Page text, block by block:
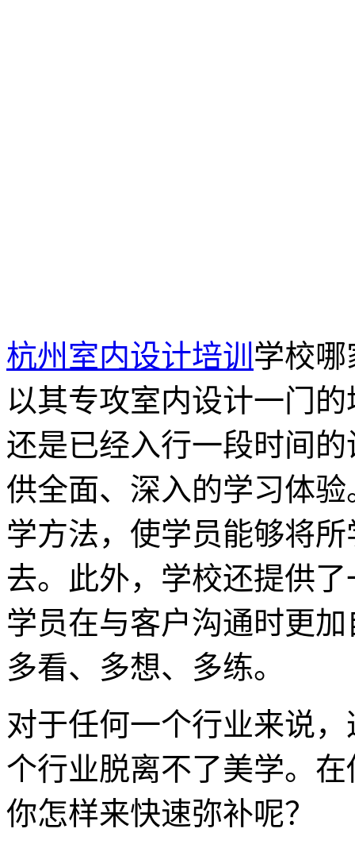
杭州室内设计培训 学校
以其专攻室内设计一门
还是已经入行一段时间
供全面、深入的学习体
学方法，使学员能够将
去。此外，学校还提供
学员在与客户沟通时更
多看、多想、多练。
对于任何一个行业来说
个行业脱离不了美学。
你怎样来快速弥补呢？